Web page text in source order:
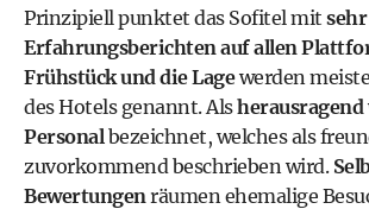
Prinzipiell punktet das Sofitel mit
Erfahrungsberichten auf allen
Frühstück und die Lagewerden
des Hotels genannt. Alsherausragend
Personalbezeichnet, welches als
zuvorkommend beschrieben wird.
Bewertungenräumen ehemalige